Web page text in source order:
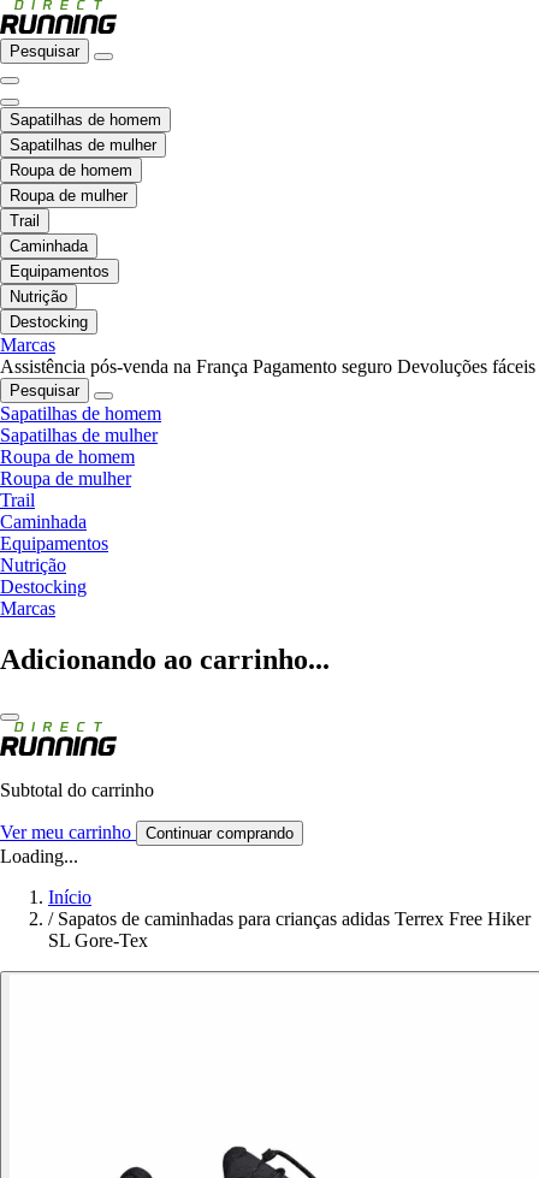
Pesquisar
Sapatilhas de homem
Sapatilhas de mulher
Roupa de homem
Roupa de mulher
Trail
Caminhada
Equipamentos
Nutrição
Destocking
Marcas
Assistência pós-venda na França Pagamento seguro Devoluções fáceis
Pesquisar
Sapatilhas de homem
Sapatilhas de mulher
Roupa de homem
Roupa de mulher
Trail
Caminhada
Equipamentos
Nutrição
Destocking
Marcas
Adicionando ao carrinho...
Subtotal do carrinho
Ver meu carrinho Continuar comprando
Loading...
Início
/ Sapatos de caminhadas para crianças adidas Terrex Free Hiker
SL Gore-Tex